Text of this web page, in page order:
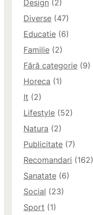
Design (2)
Diverse (47)
Educatie (6)
Familie (2)
Fără categorie (9)
Horeca (1)
It (2)
Lifestyle (52)
Natura (2)
Publicitate (7)
Recomandari (162)
Sanatate (6)
Social (23)
Sport (1)